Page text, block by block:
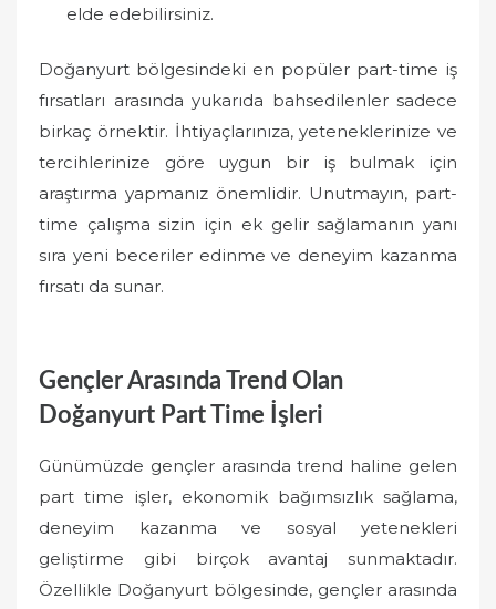
elde edebilirsiniz.
Doğanyurt bölgesindeki en popüler part-time iş
fırsatları arasında yukarıda bahsedilenler sadece
birkaç örnektir. İhtiyaçlarınıza, yeteneklerinize ve
tercihlerinize göre uygun bir iş bulmak için
araştırma yapmanız önemlidir. Unutmayın, part-
time çalışma sizin için ek gelir sağlamanın yanı
sıra yeni beceriler edinme ve deneyim kazanma
fırsatı da sunar.
Gençler Arasında Trend Olan
Doğanyurt Part Time İşleri
Günümüzde gençler arasında trend haline gelen
part time işler, ekonomik bağımsızlık sağlama,
deneyim kazanma ve sosyal yetenekleri
geliştirme gibi birçok avantaj sunmaktadır.
Özellikle Doğanyurt bölgesinde, gençler arasında